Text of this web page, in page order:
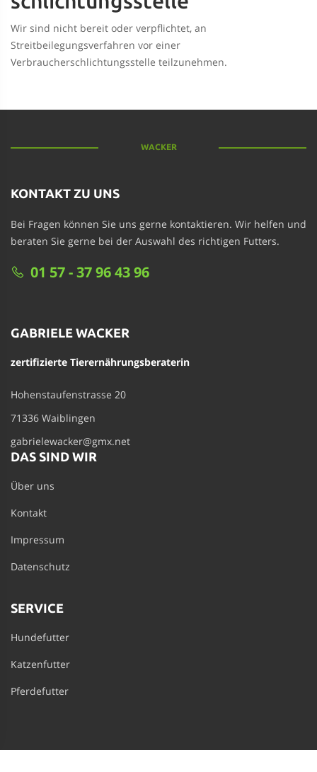
Wir sind nicht bereit oder verpflichtet, an
Streitbeilegungsverfahren vor einer
Verbraucherschlichtungsstelle teilzunehmen.
WACKER
KONTAKT ZU UNS
Bei Fragen können Sie uns gerne kontaktieren. Wir helfen und
beraten Sie gerne bei der Auswahl des richtigen Futters.
01 57 - 37 96 43 96
GABRIELE WACKER
zertifizierte Tierernährungsberaterin
Hohenstaufenstrasse 20
71336 Waiblingen
gabrielewacker@gmx.net
DAS SIND WIR
Über uns
Kontakt
Impressum
Datenschutz
SERVICE
Hundefutter
Katzenfutter
Pferdefutter